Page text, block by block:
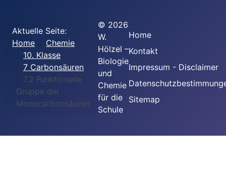
Aktuelle Seite:
Home
Chemie
10. Klasse
7 Carbonsäuren
7.2 Funktionelle
Gruppe der
Monocarbonsäuren
© 2026
W.
Hölzel –
Biologie
und
Chemie
für die
Schule
Home
Kontakt
Impressum - Disclaimer
Sitemap